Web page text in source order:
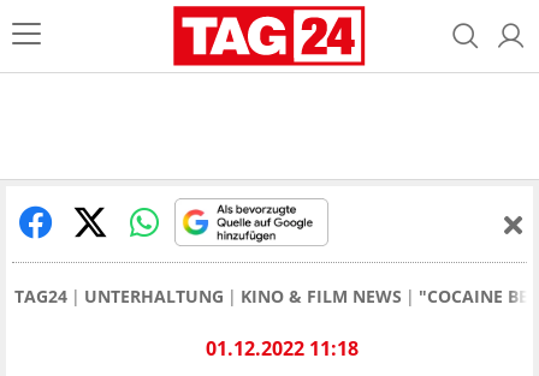
TAG24 UNTERHALTUNG KINO & FILM NEWS "COCAINE
01.12.2022 11:18